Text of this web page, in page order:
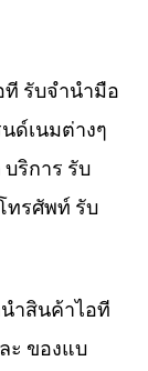
รับจำนำมือ
ด์เนมต่างๆ
ริการ รับ
ทรศัพท์ รับ
ำสินค้าไอที
ะ ของแบ